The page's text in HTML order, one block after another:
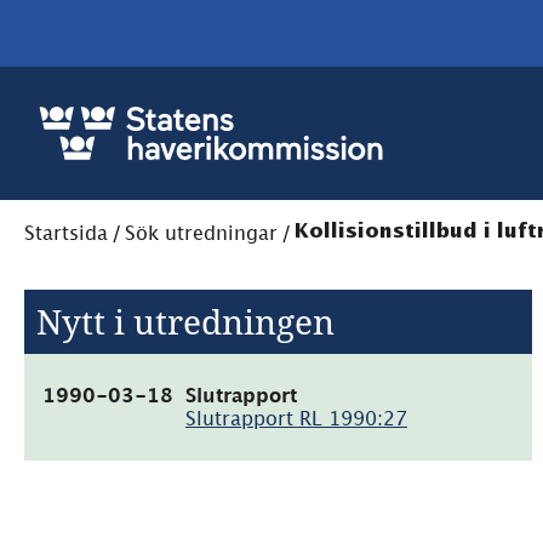
Startsida / Sök utredningar / Kollisionstillbud i
Nytt i utredningen
1990-03-18
Slutrapport
Slutrapport RL 1990:27
(pdf,